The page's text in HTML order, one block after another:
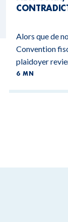
Alors que de
Convention
plaidoyer
6 MN